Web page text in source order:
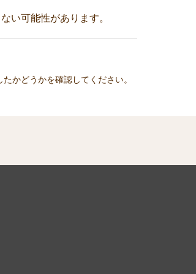
い可能性があります。
かどうかを確認してください。